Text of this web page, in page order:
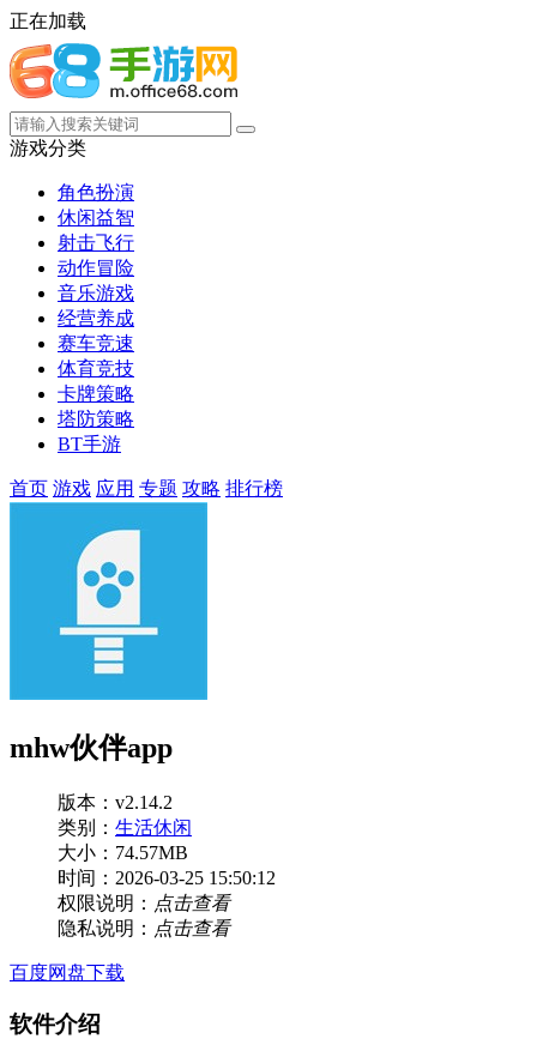
正在加载
游戏分类
角色扮演
休闲益智
射击飞行
动作冒险
音乐游戏
经营养成
赛车竞速
体育竞技
卡牌策略
塔防策略
BT手游
首页 游戏 应用 专题 攻略 排行榜
mhw伙伴app
版本：v2.14.2
类别： 生活休闲
大小：74.57MB
时间：2026-03-25 15:50:12
权限说明： 点击查看
隐私说明： 点击查看
百度网盘下载
软件介绍